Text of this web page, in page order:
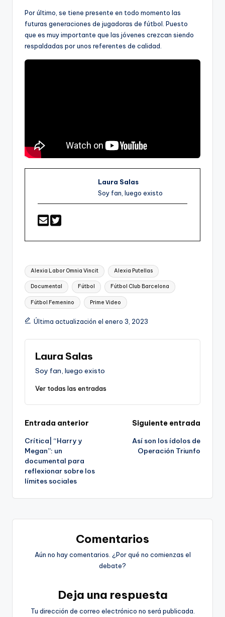
Por último, se tiene presente en todo momento las
futuras generaciones de jugadoras de fútbol. Puesto
que es muy importante que las jóvenes crezcan siendo
respaldadas por unos referentes de calidad.
Laura Salas
Soy fan, luego existo
Etiquetas:
Alexia Labor Omnia Vincit Alexia Putellas
Documental Fútbol Fútbol Club Barcelona
Fútbol Femenino Prime Video
Última actualización el enero 3, 2023
Laura Salas
Soy fan, luego existo
Ver todas las entradas
Navegación
de
entradas
Entrada anterior
Crítica| “Harry y
Megan”: un
documental para
reflexionar sobre los
límites sociales
Siguiente entrada
Así son los ídolos de
Operación Triunfo
Comentarios
Aún no hay comentarios. ¿Por qué no comienzas el
debate?
Deja una respuesta
Tu dirección de correo electrónico no será publicada.